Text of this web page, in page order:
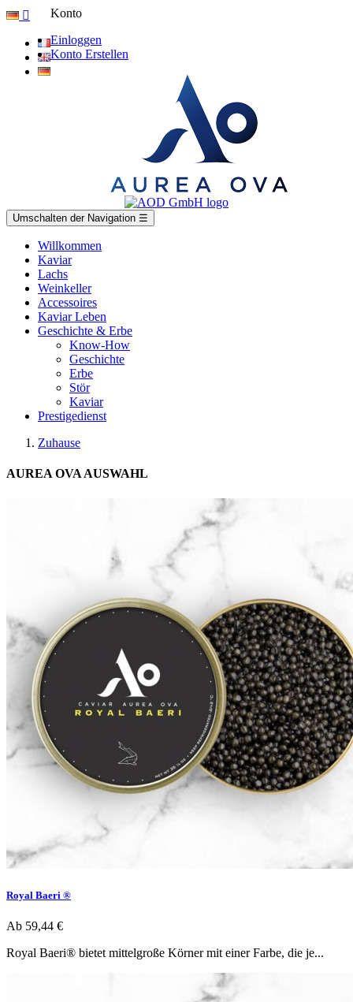

Konto
Einloggen
Konto Erstellen
Umschalten der Navigation ☰
Willkommen
Kaviar
Lachs
Weinkeller
Accessoires
Kaviar Leben
Geschichte & Erbe
Know-How
Geschichte
Erbe
Stör
Kaviar
Prestigedienst
Zuhause
AUREA OVA AUSWAHL
Royal Baeri ®
Ab 59,44 €
Royal Baeri® bietet mittelgroße Körner mit einer Farbe, die je...